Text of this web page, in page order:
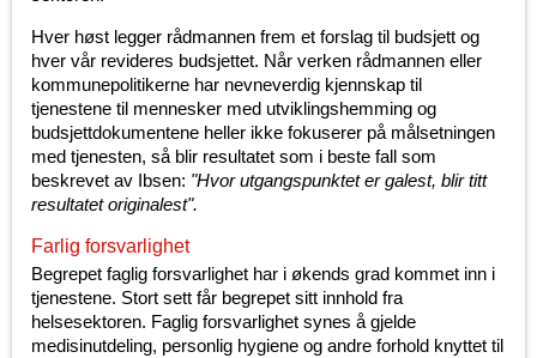
Hver høst legger rådmannen frem et forslag til budsjett og
hver vår revideres budsjettet. Når verken rådmannen eller
kommunepolitikerne har nevneverdig kjennskap til
tjenestene til mennesker med utviklingshemming og
budsjettdokumentene heller ikke fokuserer på målsetningen
med tjenesten, så blir resultatet som i beste fall som
beskrevet av Ibsen: "Hvor utgangspunktet er galest, blir titt
resultatet originalest".
Farlig forsvarlighet
Begrepet faglig forsvarlighet har i økends grad kommet inn i
tjenestene. Stort sett får begrepet sitt innhold fra
helsesektoren. Faglig forsvarlighet synes å gjelde
medisinutdeling, personlig hygiene og andre forhold knyttet til